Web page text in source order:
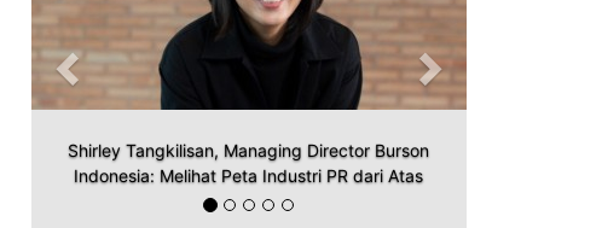
Shirley Tangkilisan, Managing Director Burson
Indonesia: Melihat Peta Industri PR dari Atas